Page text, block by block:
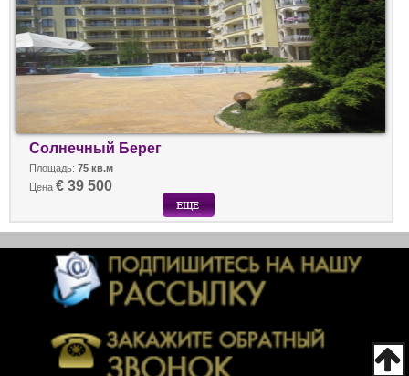
Солнечный Берег
Площадь: 75 кв.м
Цена € 39 500